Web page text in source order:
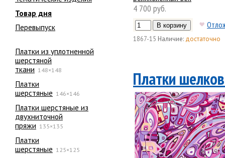
Товар дня
Перевыпуск
Платки из уплотненной
шерстяной
ткани 148×148
Платки
шерстяные 146×146
Платки шерстяные из
двухниточной
пряжи 135×135
Платки
шерстяные 125×125
4 700 руб.
1867-15 Наличие: достаточно
Платки